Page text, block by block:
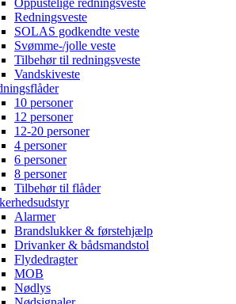
Oppustelige redningsveste
Redningsveste
SOLAS godkendte veste
Svømme-/jolle veste
Tilbehør til redningsveste
Vandskiveste
10 personer
12 personer
12-20 personer
4 personer
6 personer
8 personer
Tilbehør til flåder
Alarmer
Brandslukker & førstehjælp
Drivanker & bådsmandstol
Flydedragter
MOB
Nødlys